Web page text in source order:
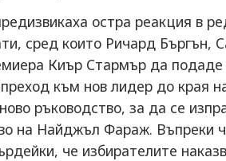
остра реакция в
сред които Ричард Бъргън,
Киър Стармър да подаде
към нов лидер до края
ръководство, за да се
на Найджъл Фараж. Въпреки
че избирателите